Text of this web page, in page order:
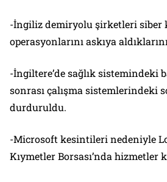
-İngiliz demiryolu şirketleri siber
operasyonlarını askıya
-İngiltere’de sağlık sistemindeki
sonrası çalışma sistemlerindeki
durduruldu.
-Microsoft kesintileri nedeniyle
Kıymetler Borsası’nda hizmetler